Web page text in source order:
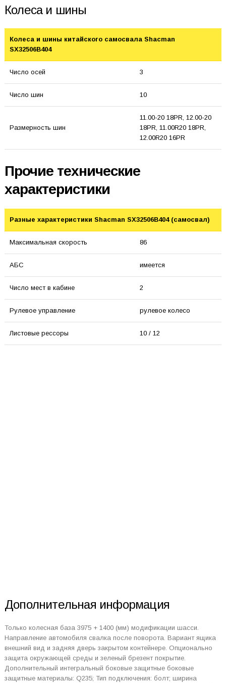
Колеса и шины
Колеса и шины китайского самосвала Shacman
SX32506B404
Число осей 3
Число шин 10
Размерность шин
11.00-20 18PR, 12.00-20
18PR, 11.00R20 18PR,
12.00R20 16PR
Прочие технические
характеристики
Разные характеристики Shacman SX32506B404 (самосвал)
Максимальная скорость 86
АБС имеется
Число мест в кабине 2
Рулевое управление рулевое колесо
Листовые рессоры 10 / 12
Дополнительная информация
Только колесная база 3975 + 1400 (мм) модификации шасси.
Направление автомобиля свалка после поворота. Вариант ящика
внешний вид и задняя дверь закрытом контейнере. Опционально
защита окружающей среды и зеленый брезент покрытие.
Дополнительный интегральный боковые защитные боковые
защитные материалы: Q235; Тип подключения: болт; ширина